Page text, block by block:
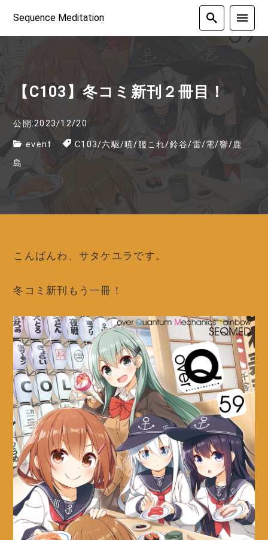
Sequence Meditation
【C103】冬コミ新刊２冊目！
公開:2023/12/20
event C103/六駆/暁/艦これ/鈴谷/雷/電/響/鹿
島
こんばんわ、サタケユラです。
冬コミ新刊もう一冊！